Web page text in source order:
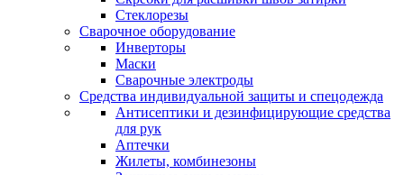
Стеклорезы
Сварочное оборудование
Инверторы
Маски
Сварочные электроды
Средства индивидуальной защиты и спецодежда
Антисептики и дезинфицирующие средства
для рук
Аптечки
Жилеты, комбинезоны